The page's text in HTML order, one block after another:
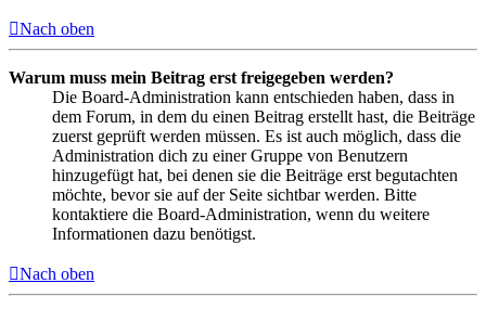
Nach oben
Warum muss mein Beitrag erst freigegeben werden?
Die Board-Administration kann entschieden haben, dass in
dem Forum, in dem du einen Beitrag erstellt hast, die Beiträge
zuerst geprüft werden müssen. Es ist auch möglich, dass die
Administration dich zu einer Gruppe von Benutzern
hinzugefügt hat, bei denen sie die Beiträge erst begutachten
möchte, bevor sie auf der Seite sichtbar werden. Bitte
kontaktiere die Board-Administration, wenn du weitere
Informationen dazu benötigst.
Nach oben